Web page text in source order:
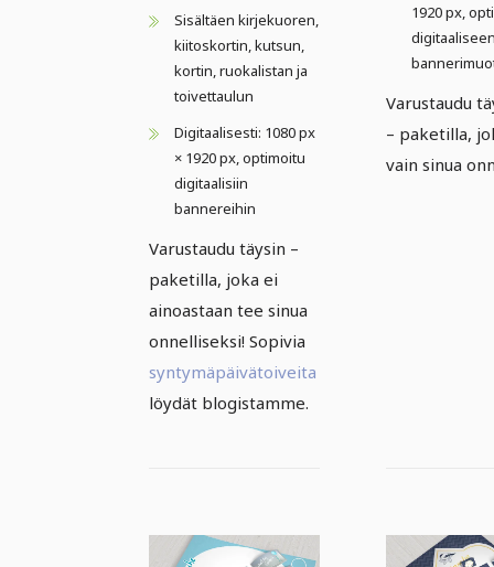
Sisältäen kirjekuoren,
kiitoskortin, kutsun,
kortin, ruokalistan ja
toivettaulun
Digitaalisesti: 1080 px
× 1920 px, optimoitu
digitaalisiin
bannereihin
Varustaudu täysin –
paketilla, joka ei
ainoastaan tee sinua
onnelliseksi! Sopivia
syntymäpäivätoiveita
löydät blogistamme.
1920 px,
Varustaudu
– paketilla,
vain sinua